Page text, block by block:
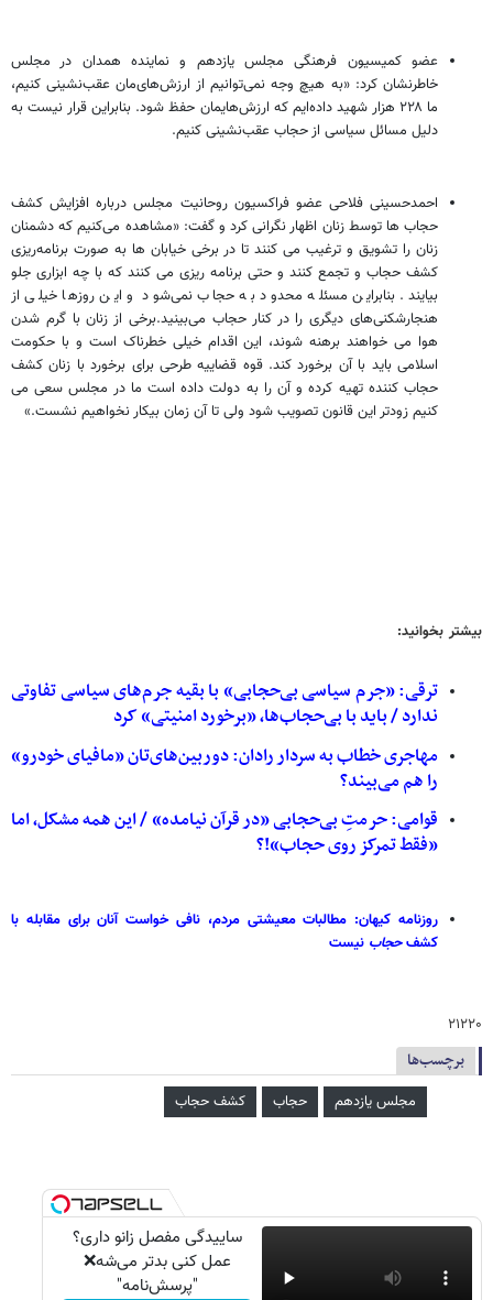
عضو کمیسیون فرهنگی مجلس یازدهم و نماینده همدان در مجلس
خاطرنشان کرد: «به هیچ وجه نمی‌توانیم از ارزش‌های‌مان عقب‌نشینی کنیم،
ما ۲۲۸ هزار شهید داده‌ایم که ارزش‌هایمان حفظ شود. بنابراین قرار نیست به
دلیل مسائل سیاسی از حجاب عقب‌نشینی کنیم.
احمدحسینی فلاحی عضو فراکسیون روحانیت مجلس درباره افزایش کشف
حجاب ها توسط زنان اظهار نگرانی کرد و گفت: «مشاهده می‌کنیم که دشمنان
زنان را تشویق و ترغیب می کنند تا در برخی خیابان ها به صورت برنامه‌ریزی
کشف حجاب و تجمع کنند و حتی برنامه ریزی می کنند که با چه ابزاری جلو
بیایند. بنابراین مسئله محدود به حجاب نمی‌شود و این روزها خیلی از
هنجارشکنی‌های دیگری را در کنار حجاب می‌بینید.برخی از زنان با گرم شدن
هوا می خواهند برهنه شوند، این اقدام خیلی خطرناک است و با حکومت
اسلامی باید با آن برخورد کند. قوه قضاییه طرحی برای برخورد با زنان کشف
حجاب کننده تهیه کرده و آن را به دولت داده است ما در مجلس سعی می
کنیم زودتر این قانون تصویب شود ولی تا آن زمان بیکار نخواهیم نشست.»
بیشتر بخوانید:
ترقی: «جرم سیاسی بی‌حجابی» با بقیه جرم‌های سیاسی تفاوتی
ندارد / باید با بی‌حجاب‌ها، «برخورد امنیتی» کرد
مهاجری خطاب به سردار رادان: دوربین‌های‌تان «مافیای خودرو»
را هم می‌بیند؟
قوامی: حرمتِ بی‌حجابی «در قرآن نیامده» / این همه مشکل، اما
«فقط تمرکز روی حجاب»!؟
روزنامه کیهان: مطالبات معیشتی مردم، نافی خواست آنان برای مقابله با
کشفحجاب نیست
۲۱۲۲۰
برچسب‌ها
مجلس یازدهم حجاب کشف حجاب
ساییدگی مفصل زانو داری؟
عمل کنی بدتر می‌شه❌
"پرسش‌نامه"